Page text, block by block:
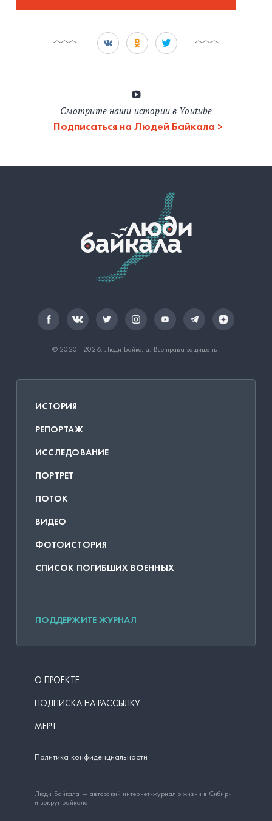
Смотрите наши истории в Youtube
Подписаться на Людей Байкала
© 2020 - 2026. Люди Байкала . Все права защищены.
ИСТОРИЯ
РЕПОРТАЖ
ИССЛЕДОВАНИЕ
ПОРТРЕТ
ПОТОК
ВИДЕО
ФОТОИСТОРИЯ
СПИСОК ПОГИБШИХ ВОЕННЫХ
ПОДДЕРЖИТЕ ЖУРНАЛ
О ПРОЕКТЕ
ПОДПИСКА НА РАССЫЛКУ
МЕРЧ
Политика конфиденциальности
Люди Байкала — авторский интернет-журнал о жизни в Сибири
и вокруг Байкала.